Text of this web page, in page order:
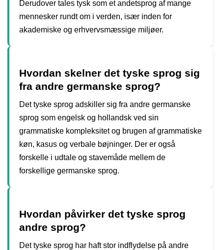
Derudover tales tysk som et andetsprog af mange
mennesker rundt om i verden, især inden for
akademiske og erhvervsmæssige miljøer.
Hvordan skelner det tyske sprog sig
fra andre germanske sprog?
Det tyske sprog adskiller sig fra andre germanske
sprog som engelsk og hollandsk ved sin
grammatiske kompleksitet og brugen af ​​grammatiske
køn, kasus og verbale bøjninger. Der er også
forskelle i udtale og stavemåde mellem de
forskellige germanske sprog.
Hvordan påvirker det tyske sprog
andre sprog?
Det tyske sprog har haft stor indflydelse på andre